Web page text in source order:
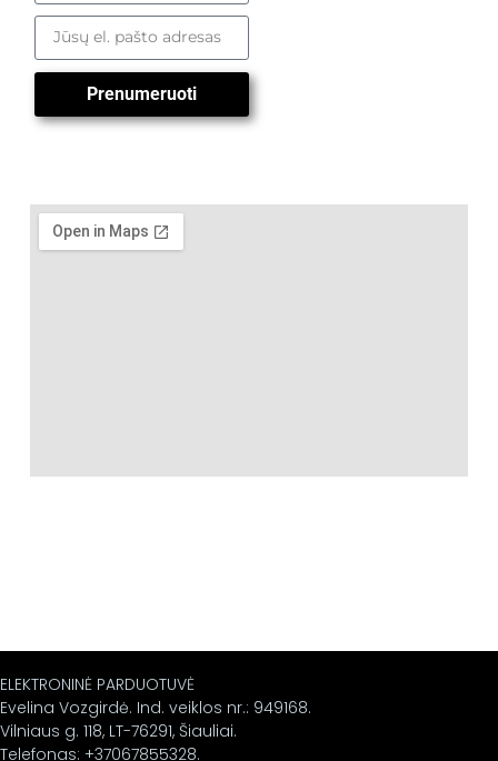
Prenumeruoti
ELEKTRONINĖ PARDUOTUVĖ
Evelina Vozgirdė. Ind. veiklos nr.: 949168.
Vilniaus g. 118, LT-76291, Šiauliai.
Telefonas: +37067855328.